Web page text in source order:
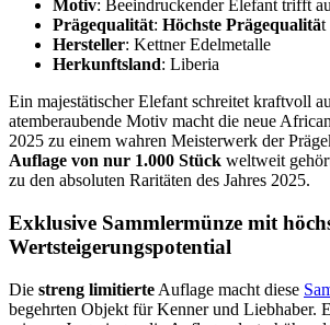
Motiv: Beeindruckender Elefant trifft
Prägequalität: Höchste Prägequalität
Hersteller: Kettner Edelmetalle
Herkunftsland: Liberia
Ein majestätischer Elefant schreitet kraftvoll
atemberaubende Motiv macht die neue
2025 zu einem wahren Meisterwerk der
Auflage von nur 1.000 Stück weltweit
zu den absoluten Raritäten des Jahres 2025.
Exklusive Sammlermünze mit
Wertsteigerungspotential
Die streng limitierte Auflage macht diese
begehrten Objekt für Kenner und Liebhaber.